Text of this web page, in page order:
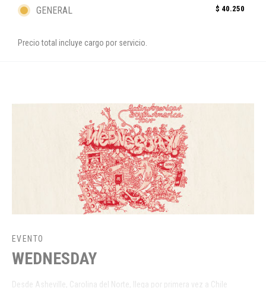
GENERAL $ 40.250
Precio total incluye cargo por servicio.
EVENTO
WEDNESDAY
Desde Asheville, Carolina del Norte, llega por primera vez a Chile